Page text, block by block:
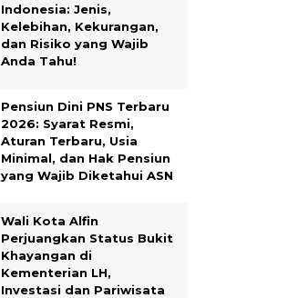
Indonesia: Jenis,
Kelebihan, Kekurangan,
dan Risiko yang Wajib
Anda Tahu!
Pensiun Dini PNS Terbaru
2026: Syarat Resmi,
Aturan Terbaru, Usia
Minimal, dan Hak Pensiun
yang Wajib Diketahui ASN
Wali Kota Alfin
Perjuangkan Status Bukit
Khayangan di
Kementerian LH,
Investasi dan Pariwisata